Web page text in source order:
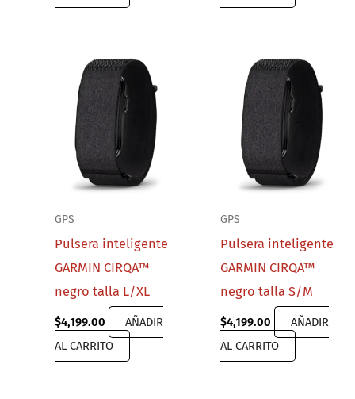
GPS
Pulsera inteligente
GARMIN CIRQA™
negro talla L/XL
$4,199.00
AÑADIR
AL CARRITO
GPS
Pulsera inteligente
GARMIN CIRQA™
negro talla S/M
$4,199.00
AÑADIR
AL CARRITO